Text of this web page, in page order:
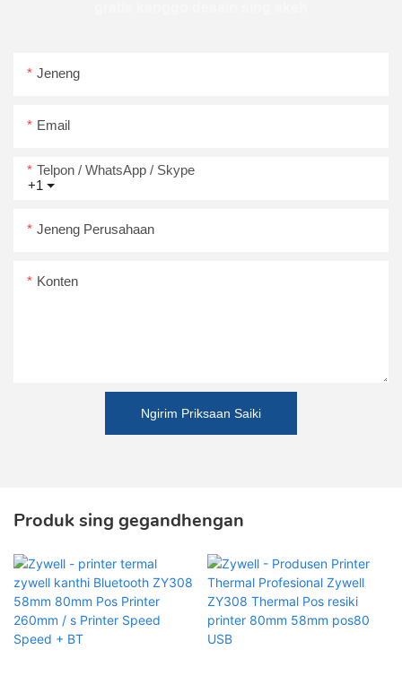
Jeneng
Email
+1
Telpon / WhatsApp / Skype
Jeneng Perusahaan
Konten
Ngirim Priksaan Saiki
Produk sing gegandhengan